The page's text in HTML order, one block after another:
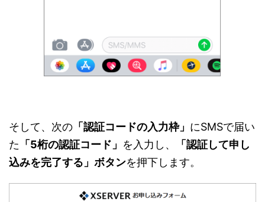
そして、次の 「認証コードの入力枠」 にSMSで届い
た 「5桁の認証コード」 を入力し、
「認証して申し
込みを完了する」ボタンを押下します。